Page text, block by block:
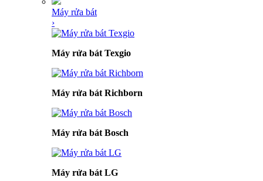
Máy rửa bát
›
Máy rửa bát Texgio
Máy rửa bát Richborn
Máy rửa bát Bosch
Máy rửa bát LG